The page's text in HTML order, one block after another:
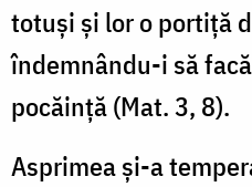
totuşi şi lor o portiţă
îndemnându-i să
pocăinţă (Mat. 3, 8).
Asprimea şi-a